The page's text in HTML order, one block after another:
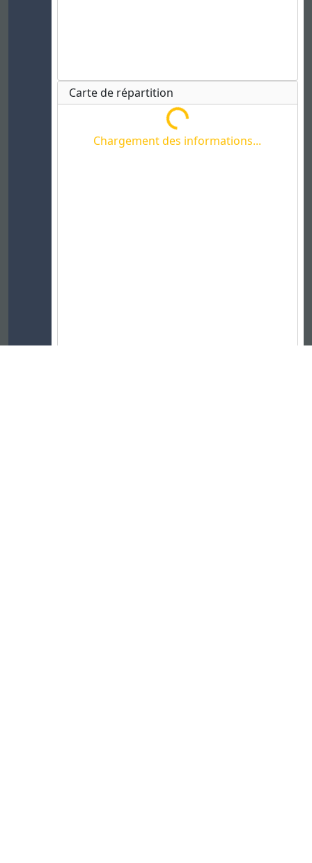
Carte de répartition
Chargement des informations...
Chargement des informations...